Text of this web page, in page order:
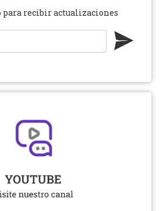
para recibir actualizaciones